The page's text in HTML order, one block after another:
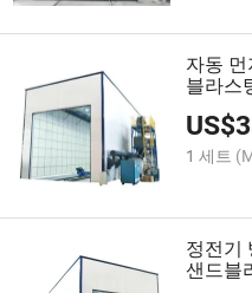
자동
블라스
US$
1 세트
정전기
샌드블